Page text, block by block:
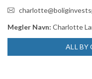
Megler Navn: Charlotte
ALL BY